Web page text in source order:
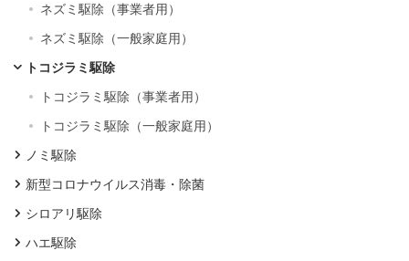
ネズミ駆除（事業者用）
ネズミ駆除（一般家庭用）
トコジラミ駆除
トコジラミ駆除（事業者用）
トコジラミ駆除（一般家庭用）
ノミ駆除
新型コロナウイルス消毒・除菌
シロアリ駆除
ハエ駆除